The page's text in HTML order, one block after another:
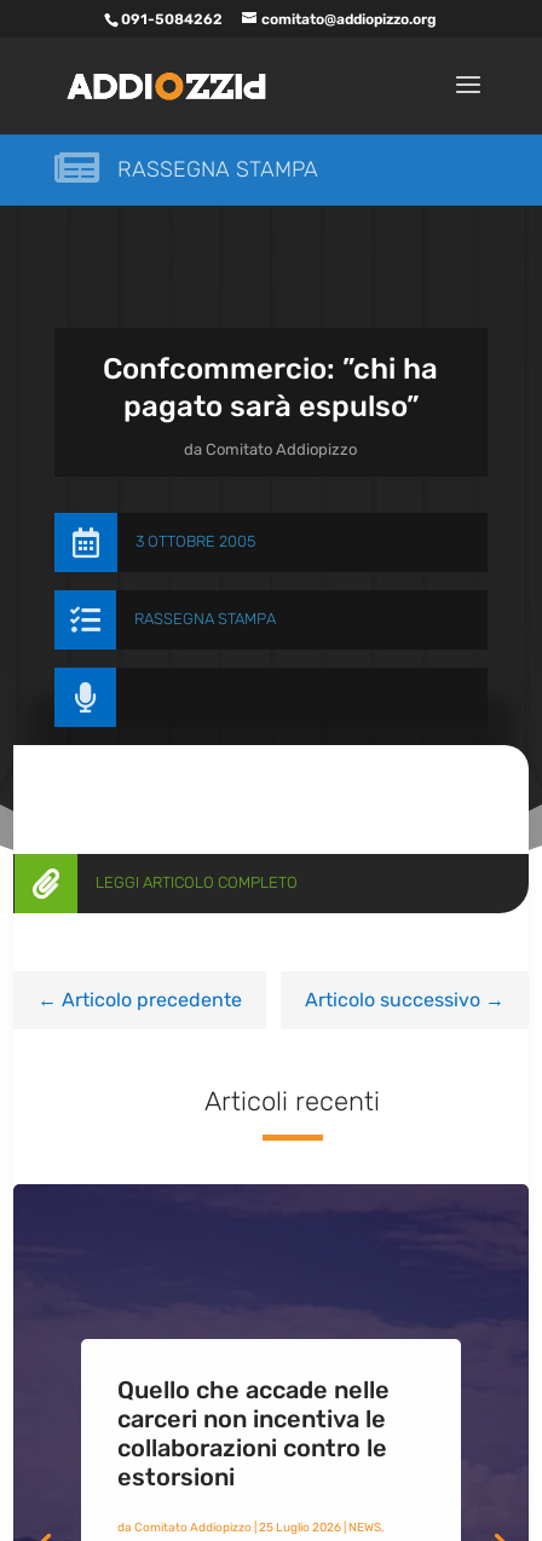
091-5084262 comitato@addiopizzo.org
 RASSEGNA STAMPA
Confcommercio: ”chi ha
pagato sarà espulso”
daComitato Addiopizzo
 3 OTTOBRE 2005
 RASSEGNA STAMPA

 LEGGI ARTICOLO COMPLETO
←Articolo precedente Articolo successivo→
Articoli recenti
Quello che accade nelle
carceri non incentiva le
collaborazioni contro le
estorsioni
da Comitato Addiopizzo| 25 Luglio 2026| NEWS,